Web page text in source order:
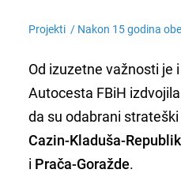
Projekti / Nakon 15 godina
Od izuzetne važnosti je
Autocesta FBiH
da su odabrani
Cazin-Kladuša-
i Prača-Goražde.